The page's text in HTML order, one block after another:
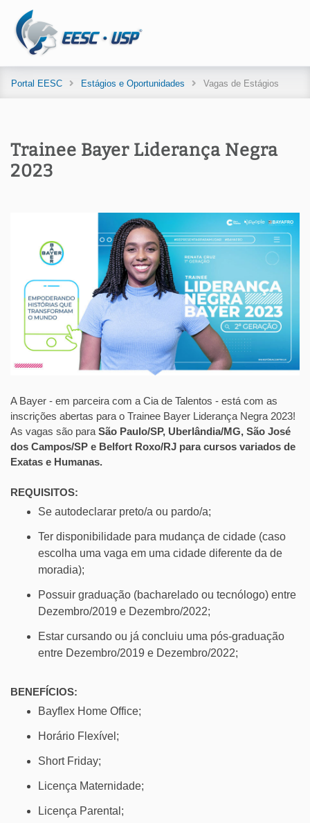
Portal EESC Estágios e Oportunidades Vagas de Estágios
Trainee Bayer Liderança Negra
2023
A Bayer - em parceira com a Cia de Talentos - está com as
inscrições abertas para o Trainee Bayer Liderança Negra 2023!
As vagas são para São Paulo/SP, Uberlândia/MG, São José
dos Campos/SP e Belfort Roxo/RJ para cursos variados de
Exatas e Humanas.
REQUISITOS:
Se autodeclarar preto/a ou pardo/a;
Ter disponibilidade para mudança de cidade (caso
escolha uma vaga em uma cidade diferente da de
moradia);
Possuir graduação (bacharelado ou tecnólogo) entre
Dezembro/2019 e Dezembro/2022;
Estar cursando ou já concluiu uma pós-graduação
entre Dezembro/2019 e Dezembro/2022;
BENEFÍCIOS:
Bayflex Home Office;
Horário Flexível;
Short Friday;
Licença Maternidade;
Licença Parental;